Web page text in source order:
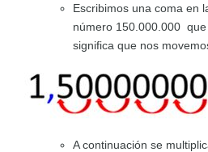
Escribimos una coma en
número 150.000.000
significa que nos
A continuación se